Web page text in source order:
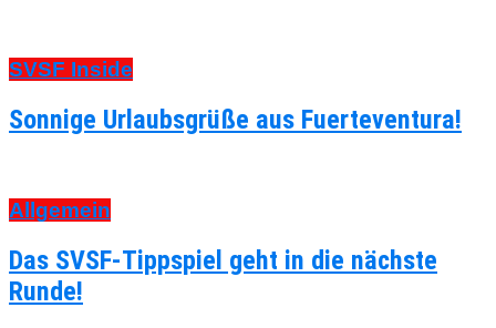
SVSF Inside
Sonnige Urlaubsgrüße aus Fuerteventura!
Allgemein
Das SVSF-Tippspiel geht in die nächste
Runde!